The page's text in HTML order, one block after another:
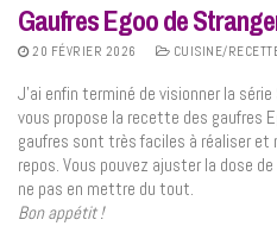
Rechercher :
Gaufres Egoo de
20 FÉVRIER 2026 CUISINE/
J’ai enfin terminé de visionner la
vous propose la recette des gaufres
gaufres sont très faciles à réaliser
repos. Vous pouvez ajuster la dose
ne pas en mettre du tout.
Bon appétit !